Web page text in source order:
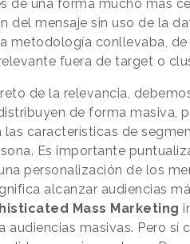
de una forma mucho más
del mensaje sin uso de la
metodología conllevaba,
fuera de target o
de la relevancia,
de forma masiva,
las características de
Es importante
personalización de los
alcanzar audiencias
Mass Marketing
audiencias masivas. Pero sí